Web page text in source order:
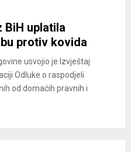
BiH uplatila
protiv kovida
usvojio je Izvještaj
Odluke o raspodjeli
od domaćih pravnih i